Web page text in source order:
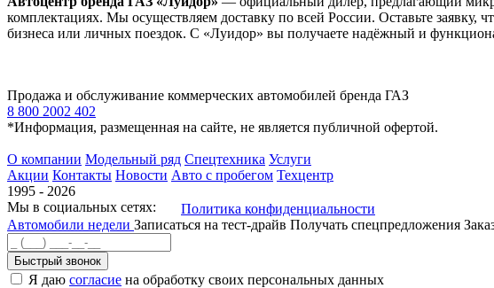
комплектациях. Мы осуществляем доставку по всей России. Оставьте заявку,
бизнеса или личных поездок. С «Луидор» вы получаете надёжный и
Продажа и обслуживание коммерческих автомобилей бренда ГАЗ
8 800 2002 402
*Информация, размещенная на сайте, не является публичной офертой.
О компании Модельный ряд Спецтехника Услуги
Акции Контакты Новости Авто с пробегом Техцентр
1995 - 2026
Мы в социальных сетях:
Политика конфиденциальности
Автомобили недели Записаться на тест-драйв Получать спецпредложения
Быстрый звонок
Я даю согласие на обработку своих персональных данных